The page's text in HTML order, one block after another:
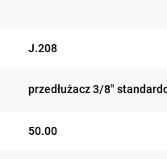
J.208
przedłużacz 3/8"
50.00